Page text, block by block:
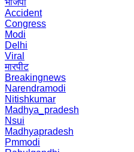
भाजपा
Accident
Congress
Modi
Delhi
Viral
मारपीट
Breakingnews
Narendramodi
Nitishkumar
Madhya_pradesh
Nsui
Madhyapradesh
Pmmodi